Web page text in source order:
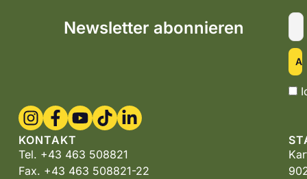
Newsletter abonnieren
KONTAKT
Tel. +43 463 508821
Fax. +43 463 508821-22